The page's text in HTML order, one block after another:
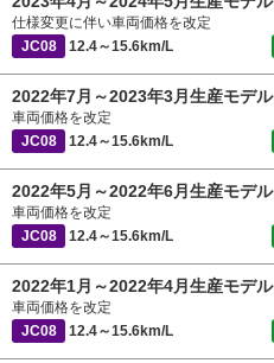
仕様変更に伴い車両価格を改定
JC08
12.4～15.6km/L
2022年7月～2023年3月生産モデル
車両価格を改定
JC08
12.4～15.6km/L
2022年5月～2022年6月生産モデル
車両価格を改定
JC08
12.4～15.6km/L
2022年1月～2022年4月生産モデル
車両価格を改定
JC08
12.4～15.6km/L